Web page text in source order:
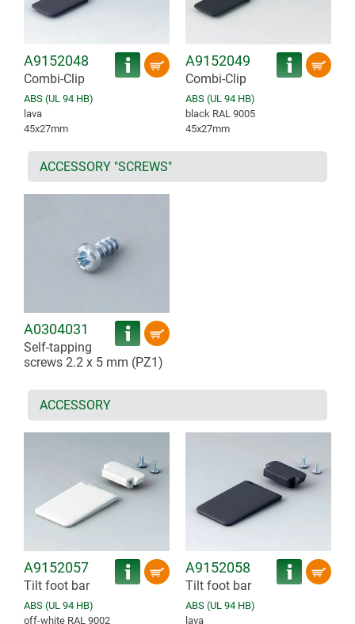
A9152048
Combi-Clip
ABS (UL 94 HB)
lava
45x27mm
A9152049
Combi-Clip
ABS (UL 94 HB)
black RAL 9005
45x27mm
ACCESSORY "SCREWS"
A0304031
Self-tapping
screws 2.2 x 5 mm (PZ1)
ACCESSORY
A9152057
Tilt foot bar
ABS (UL 94 HB)
off-white RAL 9002
A9152058
Tilt foot bar
ABS (UL 94 HB)
lava